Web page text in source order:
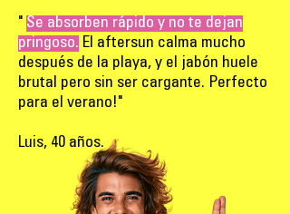
" Se absorben rápido y no te dejan
pringoso. El aftersun calma mucho
después de la playa, y el jabón huele
brutal pero sin ser cargante. Perfecto
para el verano!"
Luis, 40 años.